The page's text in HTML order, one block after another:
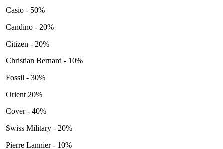
Casio - 50%
Candino - 20%
Citizen - 20%
Christian Bernard - 10%
Fossil - 30%
Orient 20%
Cover - 40%
Swiss Military - 20%
Pierre Lannier - 10%